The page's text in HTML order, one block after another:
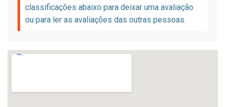
classificações abaixo para deixar uma avaliação
ou para ler as avaliações das outras pessoas.